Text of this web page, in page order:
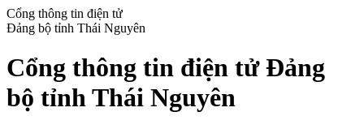
Cổng thông tin điện tử
Đảng bộ tỉnh Thái Nguyên
Cổng thông tin điện tử Đảng
bộ tỉnh Thái Nguyên